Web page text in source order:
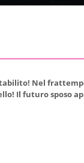
Nel
Il futuro sposo